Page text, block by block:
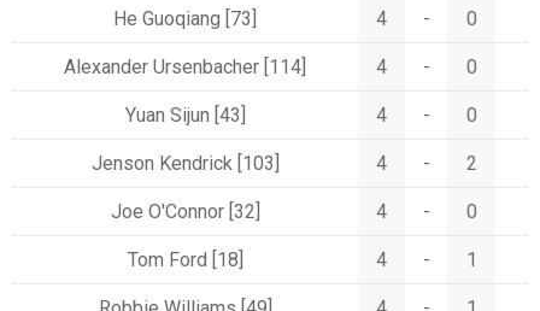
He Guoqiang [73] 4 - 0
Alexander Ursenbacher [114] 4 - 0
Yuan Sijun [43] 4 - 0
Jenson Kendrick [103] 4 - 2
Joe O'Connor [32] 4 - 0
Tom Ford [18] 4 - 1